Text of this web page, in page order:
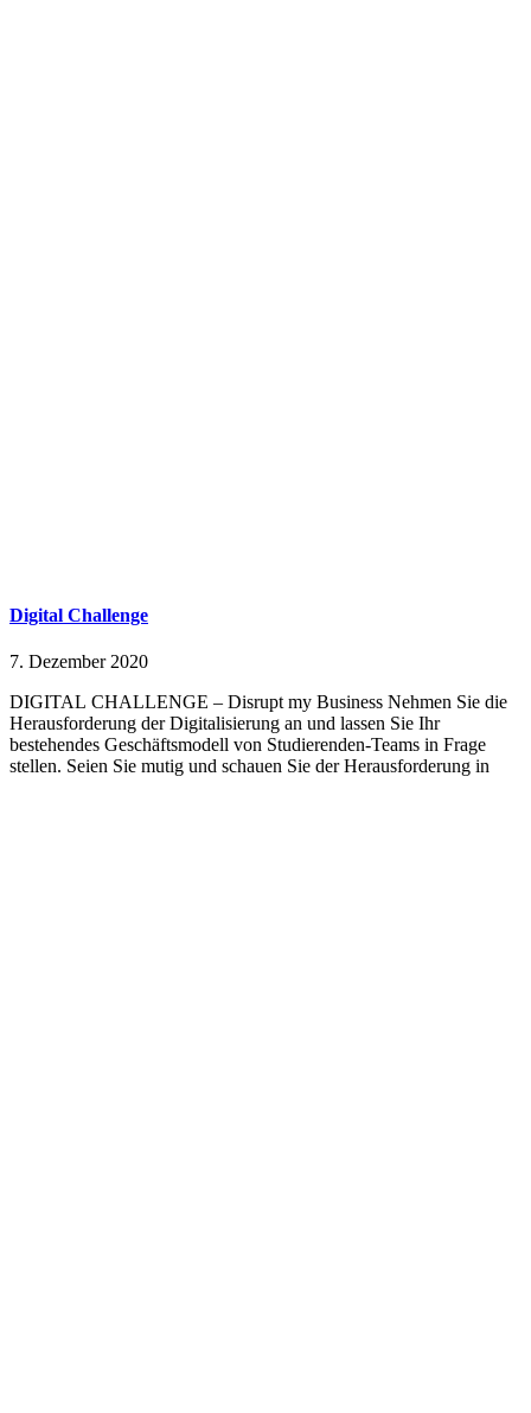
Digital Challenge
7. Dezember 2020
DIGITAL CHALLENGE – Disrupt my Business Nehmen Sie die
Herausforderung der Digitalisierung an und lassen Sie Ihr
bestehendes Geschäftsmodell von Studierenden-Teams in Frage
stellen. Seien Sie mutig und schauen Sie der Herausforderung in